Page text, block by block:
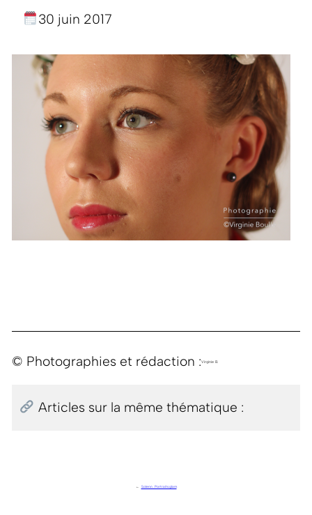
30 juin 2017
© Photographies et rédaction :Virginie B.
Articles sur la même thématique :
← Solenn . Portraits glam